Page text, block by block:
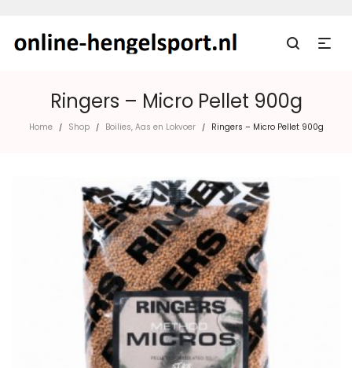
Ringers – Micro Pellet 900g
Home / Shop / Boilies, Aas en Lokvoer / Ringers – Micro Pellet 900g